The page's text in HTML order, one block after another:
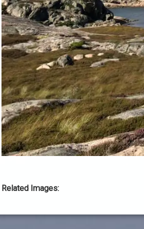
Related Images: